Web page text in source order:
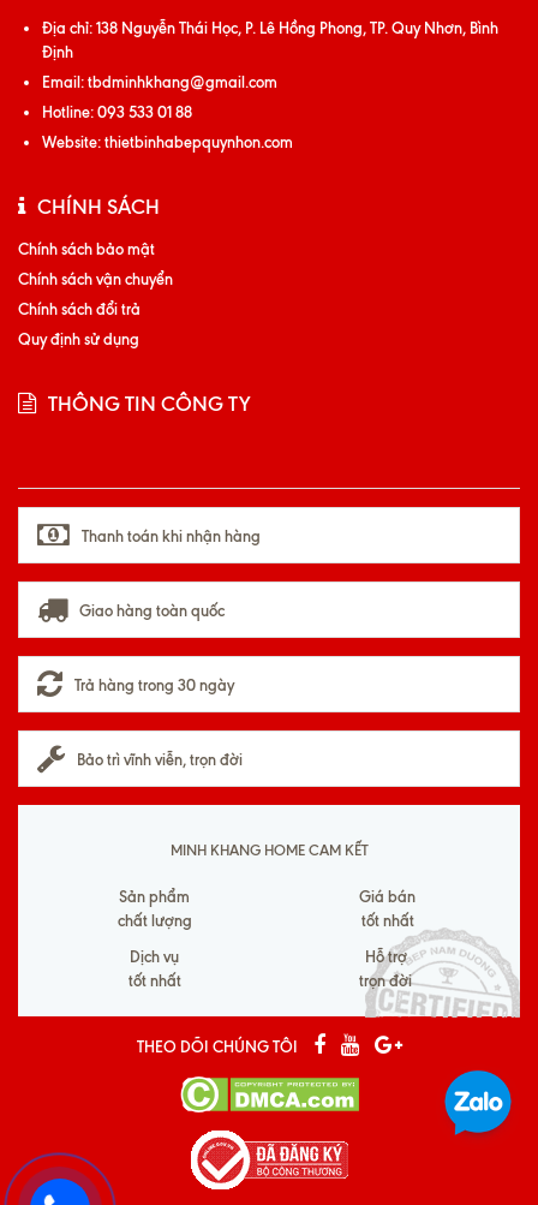
Địa chỉ:138 Nguyễn Thái Học, P. Lê Hồng Phong, TP. Quy Nhơn, Bình
Định
Email:tbdminhkhang@gmail.com
Hotline:093 533 01 88
Website:thietbinhabepquynhon.com
CHÍNH SÁCH
Chính sách bảo mật
Chính sách vận chuyển
Chính sách đổi trả
Quy định sử dụng
THÔNG TIN CÔNG TY
Thanh toán khi nhận hàng
Giao hàng toàn quốc
Trả hàng trong 30 ngày
Bảo trì vĩnh viễn, trọn đời
MINH KHANG HOME CAM KẾT
Sản phẩm
chất lượng
Giá bán
tốt nhất
Dịch vụ
tốt nhất
Hỗ trợ
trọn đời
THEO DÕI CHÚNG TÔI